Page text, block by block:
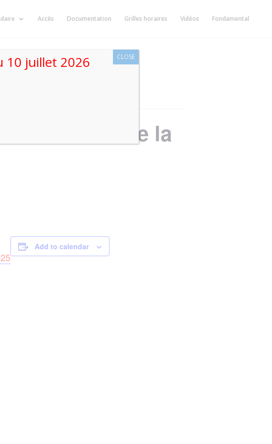
Accès Documentation Grilles horaires Vidéos Fondamental
vraiment de la
Add to calendar
10 juillet 2026
CLOSE